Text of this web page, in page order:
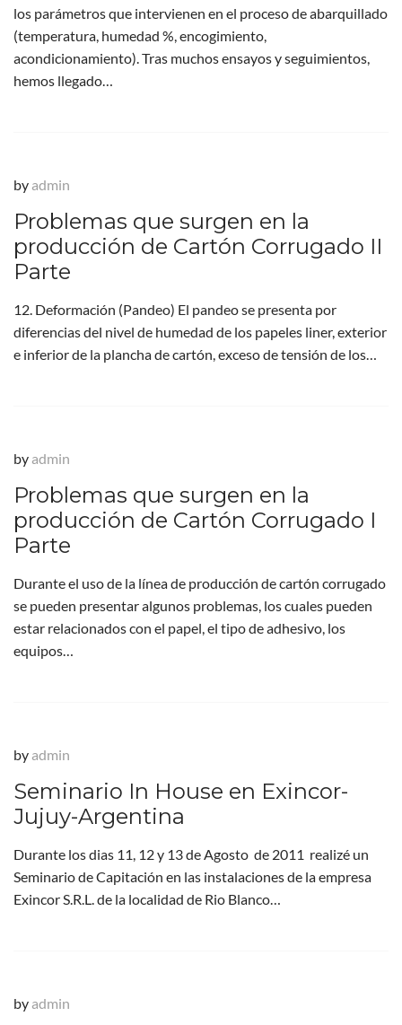
los parámetros que intervienen en el proceso de abarquillado
(temperatura, humedad %, encogimiento,
acondicionamiento). Tras muchos ensayos y seguimientos,
hemos llegado…
by admin
Problemas que surgen en la
producción de Cartón Corrugado II
Parte
12. Deformación (Pandeo) El pandeo se presenta por
diferencias del nivel de humedad de los papeles liner, exterior
e inferior de la plancha de cartón, exceso de tensión de los…
by admin
Problemas que surgen en la
producción de Cartón Corrugado I
Parte
Durante el uso de la línea de producción de cartón corrugado
se pueden presentar algunos problemas, los cuales pueden
estar relacionados con el papel, el tipo de adhesivo, los
equipos…
by admin
Seminario In House en Exincor-
Jujuy-Argentina
Durante los dias 11, 12 y 13 de Agosto de 2011 realizé un
Seminario de Capitación en las instalaciones de la empresa
Exincor S.R.L. de la localidad de Rio Blanco…
by admin